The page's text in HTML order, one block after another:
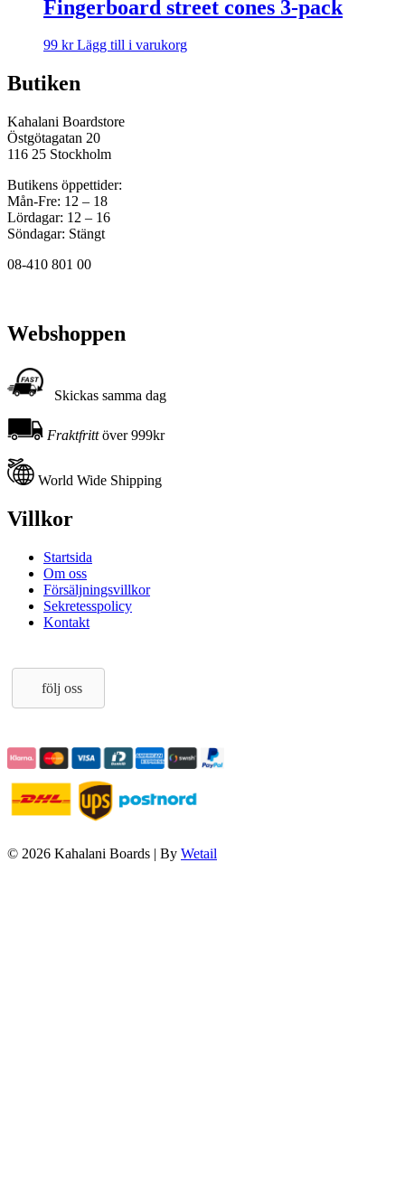
Fingerboard street cones 3-pack
99 kr Lägg till i varukorg
Butiken
Kahalani Boardstore
Östgötagatan 20
116 25 Stockholm
Butikens öppettider:
Mån-Fre: 12 – 18
Lördagar: 12 – 16
Söndagar: Stängt
08-410 801 00
Webshoppen
Skickas samma dag
Fraktfrittöver 999kr
World Wide Shipping
Villkor
Startsida
Om oss
Försäljningsvillkor
Sekretesspolicy
Kontakt
följ oss
© 2026 Kahalani Boards | By Wetail